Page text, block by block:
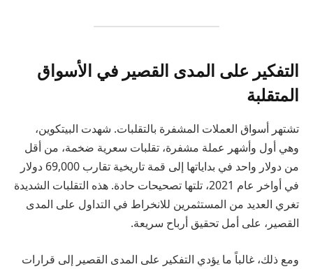
التفكير على المدى القصير في الأسواق
المتقلبة
تشتهر أسواق العملات المشفرة بالتقلبات. شهدت البيتكوين،
وهي أول وأشهر عملة مشفرة، تقلبات سعرية ضخمة، من أقل
من دولار واحد في بداياتها إلى قمة تاريخية تقارب 69,000 دولار
في أواخر عام 2021، تلتها تصحيحات حادة. هذه التقلبات الشديدة
تغري العديد من المستثمرين للانخراط في التداول على المدى
القصير، على أمل تحقيق أرباح سريعة.
ومع ذلك، غالباً ما يؤدي التفكير على المدى القصير إلى قرارات